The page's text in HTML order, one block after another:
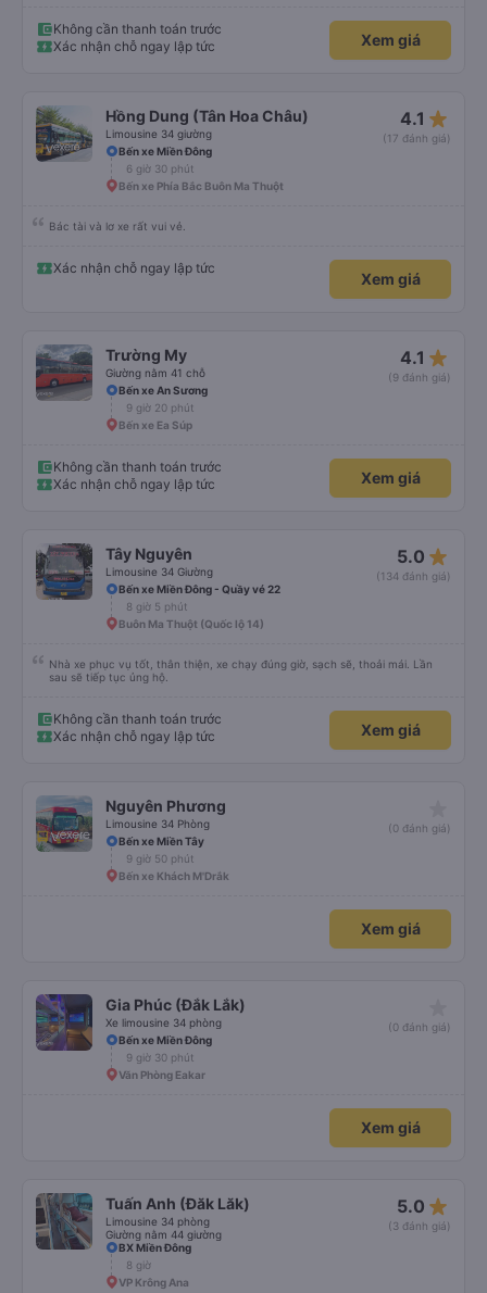
Không cần thanh toán trước
Xác nhận chỗ ngay lập tức
Xem giá
Hồng Dung (Tân Hoa Châu)
Limousine 34 giường
4.1 star_rate
(17 đánh giá)
Bến xe Miền Đông
6 giờ 30 phút
Bến xe Phía Bắc Buôn Ma Thuột
Bác tài và lơ xe rất vui vẻ.
Xác nhận chỗ ngay lập tức
Xem giá
Trường My
Giường nằm 41 chỗ
4.1 star_rate
(9 đánh giá)
Bến xe An Sương
9 giờ 20 phút
Bến xe Ea Súp
Không cần thanh toán trước
Xác nhận chỗ ngay lập tức
Xem giá
Tây Nguyên
Limousine 34 Giường
5.0 star_rate
(134 đánh giá)
Bến xe Miền Đông - Quầy vé 22
8 giờ 5 phút
Buôn Ma Thuột (Quốc lộ 14)
Nhà xe phục vụ tốt, thân thiện, xe chạy đúng giờ, sạch sẽ, thoải mái. Lần
sau sẽ tiếp tục ủng hộ.
Không cần thanh toán trước
Xác nhận chỗ ngay lập tức
Xem giá
Nguyên Phương
Limousine 34 Phòng
(0 đánh giá)
Bến xe Miền Tây
9 giờ 50 phút
Bến xe Khách M'Drắk
Xem giá
Gia Phúc (Đắk Lắk)
Xe limousine 34 phòng
(0 đánh giá)
Bến xe Miền Đông
9 giờ 30 phút
Văn Phòng Eakar
Xem giá
Tuấn Anh (Đăk Lăk)
Limousine 34 phòng
Giường nằm 44 giường
5.0 star_rate
(3 đánh giá)
BX Miền Đông
8 giờ
VP Krông Ana